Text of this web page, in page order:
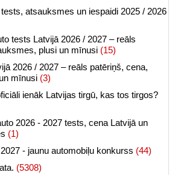
atsauksmes un iespaidi 2025 / 2026
tests Latvijā 2026 / 2027 – reāls
plusi un mīnusi (15)
2026 / 2027 – reāls patēriņš, cena,
mīnusi (3)
ienāk Latvijas tirgū, kas tos tirgos?
2026 - 2027 tests, cena Latvijā un
(1)
- jaunu automobiļu konkurss (44)
(5308)